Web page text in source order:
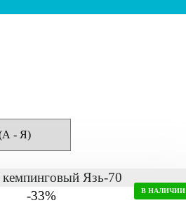
-33% В НАЛИЧИИ